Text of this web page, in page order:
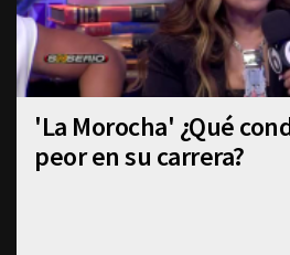
'La Morocha' ¿Qué
peor en su carrera?